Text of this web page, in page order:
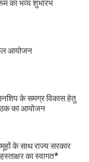
का भव्य शुभारंभ
आयोजन
के समग्र विकास हेतु
का आयोजन
के साथ राज्य सरकार
का स्वागत*